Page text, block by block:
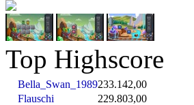
Top Highscore
Bella_Swan_1989233.142,00
Flauschi
229.803,00